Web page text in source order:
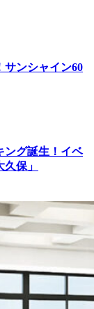
サンシャイン60
ング誕生！イベ
保」